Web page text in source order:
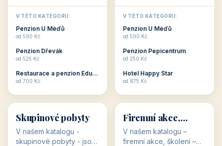
jsou pro Vás připraveny
objekty, které svojí
stavbou, polohou anebo
zaměřením nabízí
Romantické ...
V TÉTO KATEGORII:
Penzion U Méďů
od 590 Kč
Penzion Dřevák
od 525 Kč
Restaurace a penzion Eduard
od 700 Kč
jsou pro Vás připraveny
objekty, které jsou na
milovníky cykloturistiky
připraveny. Většinou mají
V TÉTO KATEGORII:
Penzion U Méďů
od 590 Kč
Penzion Pepicentrum
od 250 Kč
Hotel Happy Star
od 875 Kč
👥
👥
32 objektů
Skupinové pobyty
V našem katalogu -
skupinové pobyty - jsou
💼
💼
31 objektů
Firemní akce,
školení
V našem katalogu –
firemní akce, školení –